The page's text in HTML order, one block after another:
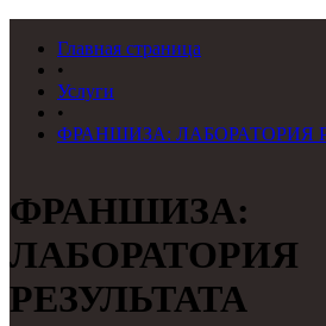
Главная страница
•
Услуги
•
ФРАНШИЗА: ЛАБОРАТОРИЯ
ФРАНШИЗА:
ЛАБОРАТОРИЯ
РЕЗУЛЬТАТА